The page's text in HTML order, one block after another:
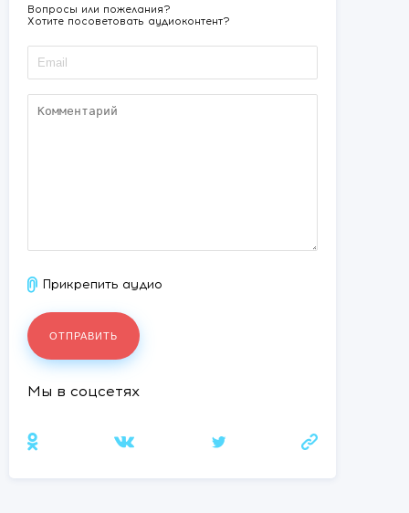
Вопросы или пожелания?
Хотите посоветовать аудиоконтент?
Прикрепить аудио
Мы в соцсетях